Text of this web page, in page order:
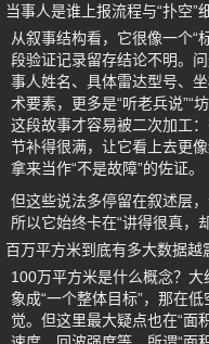
当事人是谁上报流程与“扑空”
从叙事结构看，它很像一个“
段验证记录留存结论不明。
事人姓名、具体雷达型号、
术要素，更多是“听老兵说”“
这段故事才容易被二次加工：
节补得很满，让它看上去更
拿来当作“不是故障”的佐证。
但这些说法多停留在叙述层
所以它始终卡在“讲得很真，
百万平方米到底有多大数据越
100万平方米是什么概念？
象成“一个整体目标”，那在
觉。但这里最大疑点也在“面